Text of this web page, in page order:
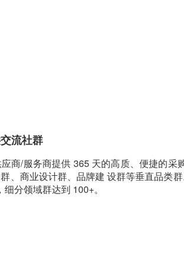
流社群
商/服务商提供 365 天的高质、便捷的
、商业设计群、品牌建 设群等垂直品类
分领域群达到 100+。